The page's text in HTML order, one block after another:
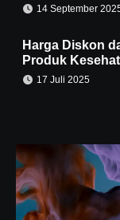
14 September
Harga Diskon
Produk
17 Juli 2025